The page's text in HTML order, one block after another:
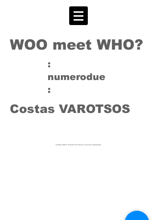
WOO meet WHO?
:
numerodue
:
Costas VAROTSOS